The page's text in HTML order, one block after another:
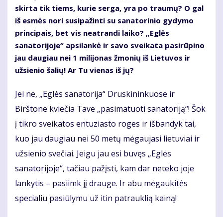
skirta tik tiems, kurie serga, yra po traumų? O gal
iš esmės nori susipažinti su sanatorinio gydymo
principais, bet vis neatrandi laiko? „Eglės
sanatorijoje“ apsilankė ir savo sveikata pasirūpino
jau daugiau nei 1 milijonas žmonių iš Lietuvos ir
užsienio šalių! Ar Tu vienas iš jų?
Jei ne, „Eglės sanatorija“ Druskininkuose ir
Birštone kviečia Tave „pasimatuoti sanatoriją“! Šok
į tikro sveikatos entuziasto roges ir išbandyk tai,
kuo jau daugiau nei 50 metų mėgaujasi lietuviai ir
užsienio svečiai. Jeigu jau esi buvęs „Eglės
sanatorijoje“, tačiau pažįsti, kam dar neteko joje
lankytis – pasiimk jį drauge. Ir abu mėgaukitės
specialiu pasiūlymu už itin patrauklią kainą!